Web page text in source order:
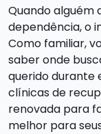
Quando alguém
dependência, o
Como familiar,
saber onde
querido durante
clínicas de
renovada para
melhor para